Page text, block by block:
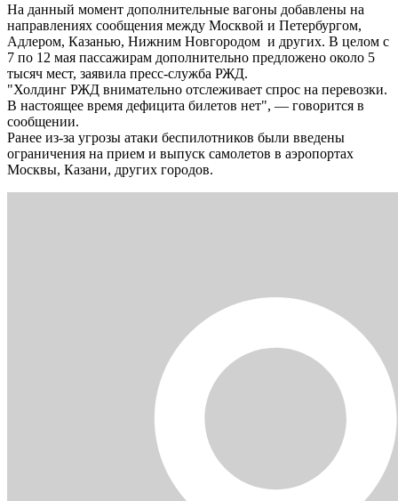
На данный момент дополнительные вагоны добавлены на
направлениях сообщения между Москвой и Петербургом,
Адлером, Казанью, Нижним Новгородом и других. В целом с
7 по 12 мая пассажирам дополнительно предложено около 5
тысяч мест, заявила пресс-служба РЖД.
"Холдинг РЖД внимательно отслеживает спрос на перевозки.
В настоящее время дефицита билетов нет", — говорится в
сообщении.
Ранее из-за угрозы атаки беспилотников были введены
ограничения на прием и выпуск самолетов в аэропортах
Москвы, Казани, других городов.